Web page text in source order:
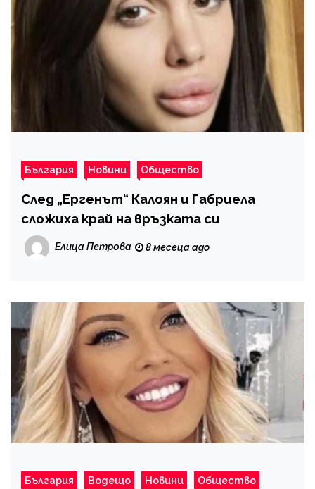
България Новини Общество
След „Ергенът“ Калоян и Габриела
сложиха край на връзката си
Елица Петрова 8 месеца ago
България Водещо Новини Общество